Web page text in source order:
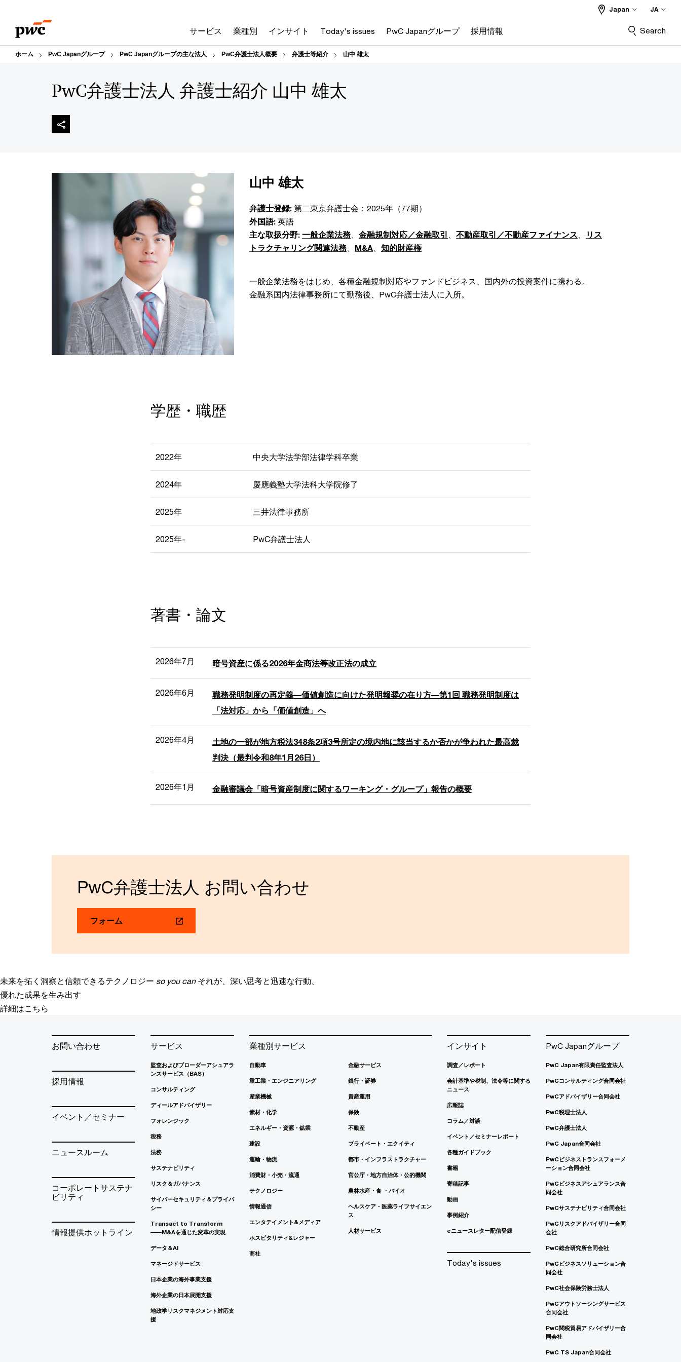
content
footer
サービス 業種別 インサイト Today's issues PwC Japanグループ 採用情報
Japan JA
Search
ホーム PwC Japanグループ PwC Japanグループの主な法人 PwC弁護士法人概要 弁護士等紹介 山中 雄太
PwC弁護士法人 弁護士紹介 山中 雄太
山中 雄太
弁護士登録: 第二東京弁護士会：2025年（77期）
外国語: 英語
主な取扱分野: 一般企業法務 金融規制対応／金融取引 不動産取引／不動産ファイナンス
リス
トラクチャリング関連法務
M&A 知的財産権
一般企業法務をはじめ、各種金融規制対応やファンドビジネス、国内外の投資案件に携わる。
金融系国内法律事務所にて勤務後、PwC弁護士法人に入所。
学歴・職歴
2022年 中央大学法学部法律学科卒業
2024年 慶應義塾大学法科大学院修了
2025年 三井法律事務所
2025年- PwC弁護士法人
著書・論文
2026年7月 暗号資産に係る2026年金商法等改正法の成立
2026年6月
職務発明制度の再定義―価値創造に向けた発明報奨の在り方―第1回 職務発明制度は
「法対応」から「価値創造」へ
2026年4月
土地の一部が地方税法348条2項3号所定の境内地に該当するか否かが争われた最高裁
判決（最判令和8年1月26日）
2026年1月 金融審議会「暗号資産制度に関するワーキング・グループ」報告の概要
PwC弁護士法人 お問い合わせ
フォーム
未来を拓く洞察と信頼できるテクノロジー so you can それが、深い思考と迅速な行動、
優れた成果を生み出す
詳細はこちら
お問い合わせ
採用情報
イベント／セミナー
ニュースルーム
コーポレートサステナ
ビリティ
情報提供ホットライン
サービス
監査およびブローダーアシュアラ
ンスサービス（BAS）
コンサルティング
ディールアドバイザリー
フォレンジック
税務
法務
サステナビリティ
リスク＆ガバナンス
サイバーセキュリティ＆プライバ
シー
Transact to Transform
――M&Aを通じた変革の実現
データ＆AI
マネージドサービス
日本企業の海外事業支援
海外企業の日本展開支援
地政学リスクマネジメント対応支
援
業種別サービス
自動車
重工業・エンジニアリング
産業機械
素材・化学
エネルギー・資源・鉱業
建設
運輸・物流
消費財・小売・流通
テクノロジー
情報通信
エンタテイメント&メディア
ホスピタリティ&レジャー
商社
金融サービス
銀行・証券
資産運用
保険
不動産
プライベート・エクイティ
都市・インフラストラクチャー
官公庁・地方自治体・公的機関
農林水産・食 ・バイオ
ヘルスケア・医薬ライフサイエン
ス
人材サービス
インサイト
調査／レポート
会計基準や税制、法令等に関する
ニュース
広報誌
コラム／対談
イベント／セミナーレポート
各種ガイドブック
書籍
寄稿記事
動画
事例紹介
eニュースレター配信登録
Today's issues
PwC Japanグループ
PwC Japan有限責任監査法人
PwCコンサルティング合同会社
PwCアドバイザリー合同会社
PwC税理士法人
PwC弁護士法人
PwC Japan合同会社
PwCビジネストランスフォーメ
ーション合同会社
PwCビジネスアシュアランス合
同会社
PwCサステナビリティ合同会社
PwCリスクアドバイザリー合同
会社
PwC総合研究所合同会社
PwCビジネスソリューション合
同会社
PwC社会保険労務士法人
PwCアウトソーシングサービス
合同会社
PwC関税貿易アドバイザリー合
同会社
PwC TS Japan合同会社